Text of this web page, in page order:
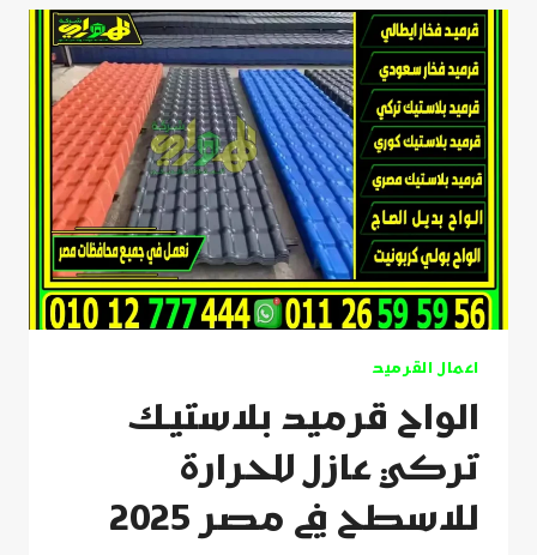
اعمال القرميد
الواح قرميد بلاستيك
تركي عازل للحرارة
للاسطح في مصر 2025